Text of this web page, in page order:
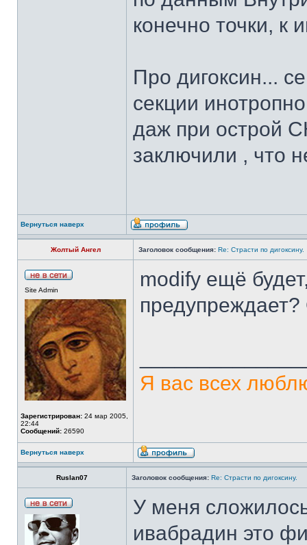
конечно точки, к
Про дигоксин...
секции
даж при острой
заключили , что
Вернуться наверх
Жолтый Ангел Заголовок сообщения: Re: Страсти по дигоксину.
Site Admin
Зарегистрирован: 24 мар 2005,
22:44
Сообщений: 26590
modify ещё
Я вас всех
Вернуться наверх
Ruslan07 Заголовок сообщения: Re: Страсти по дигоксину.
У меня
ивабрадин это